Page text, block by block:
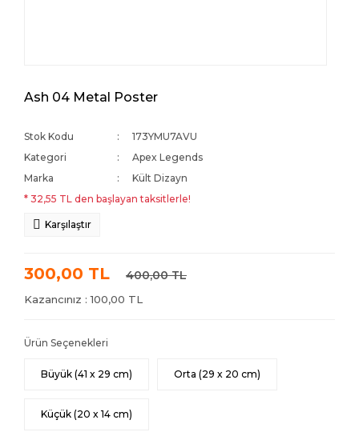
Ash 04 Metal Poster
Stok Kodu
173YMU7AVU
Kategori
Apex Legends
Marka
Kült Dizayn
* 32,55 TL den başlayan taksitlerle!
Karşılaştır
300,00 TL 400,00 TL
Kazancınız : 100,00 TL
Ürün Seçenekleri
Büyük (41 x 29 cm) Orta (29 x 20 cm)
Küçük (20 x 14 cm)